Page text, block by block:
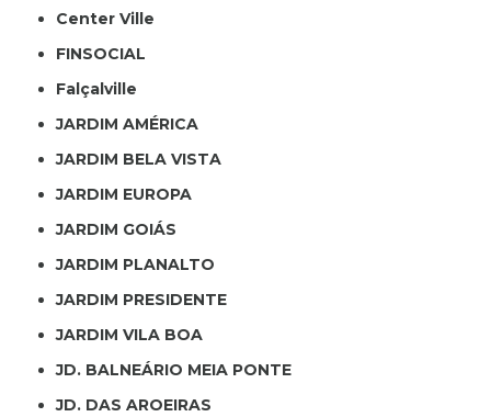
Center Ville
FINSOCIAL
Falçalville
JARDIM AMÉRICA
JARDIM BELA VISTA
JARDIM EUROPA
JARDIM GOIÁS
JARDIM PLANALTO
JARDIM PRESIDENTE
JARDIM VILA BOA
JD. BALNEÁRIO MEIA PONTE
JD. DAS AROEIRAS